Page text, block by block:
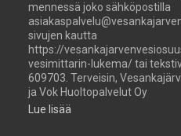
mennessä joko sähköpostilla
sivujen kautta
https://
vesimittarin-lukema/ tai
609703. Terveisin,
ja Vok Huoltopalvelut Oy
Lue lisää